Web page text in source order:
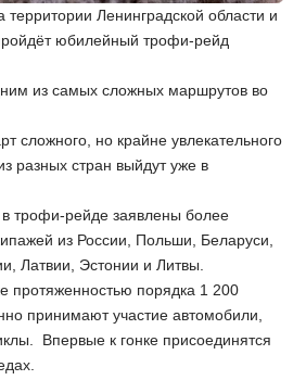
Ленинградской области и
юбилейный трофи-рейд
из самых сложных маршрутов во
сложного, но крайне увлекательного
разных стран выйдут уже в
трофи-рейде заявлены более
из России, Польши, Беларуси,
Латвии, Эстонии и Литвы.
протяженностью порядка 1 200
принимают участие автомобили,
Впервые к гонке присоединятся